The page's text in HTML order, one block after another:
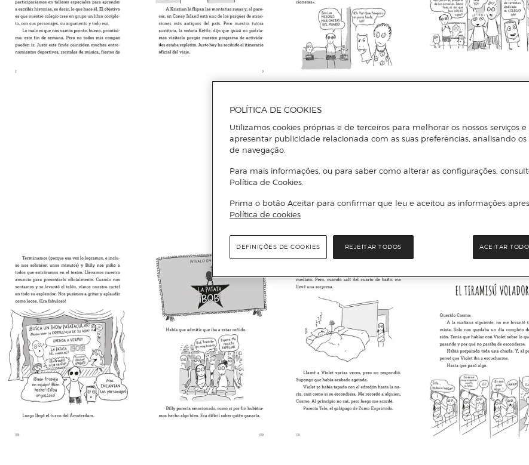
POLÍTICA DE COOKIES
Utilizamos cookies próprias e de terceiros para melhorar os nossos serviços
apresentar publicidade relacionada com as suas preferências, analisando os
de navegação.
Para mais informações, ou para saber como alterar as configurações,
Política de Cookies.
Prima o botão Aceitar para confirmar que leu e aceitou as informações
Política de cookies
REJEITAR TODOS ACEITAR
DEFINIÇÕES DE COOKIES